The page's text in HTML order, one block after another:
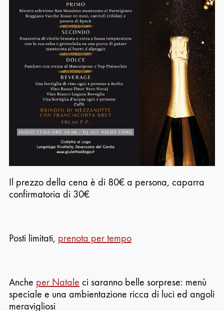
Il prezzo della cena è di 80€ a persona, caparra
confirmatoria di 30€
Posti limitati, prenota per tempo
Anche per Natale ci saranno belle sorprese: menù
speciale e una ambientazione ricca di luci ed angoli
meravigliosi